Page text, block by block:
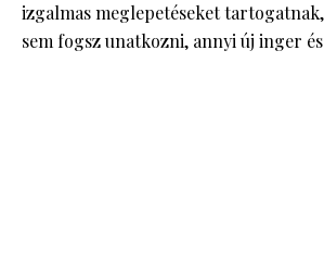
izgalmas meglepetéseket
sem fogsz unatkozni, annyi új inger